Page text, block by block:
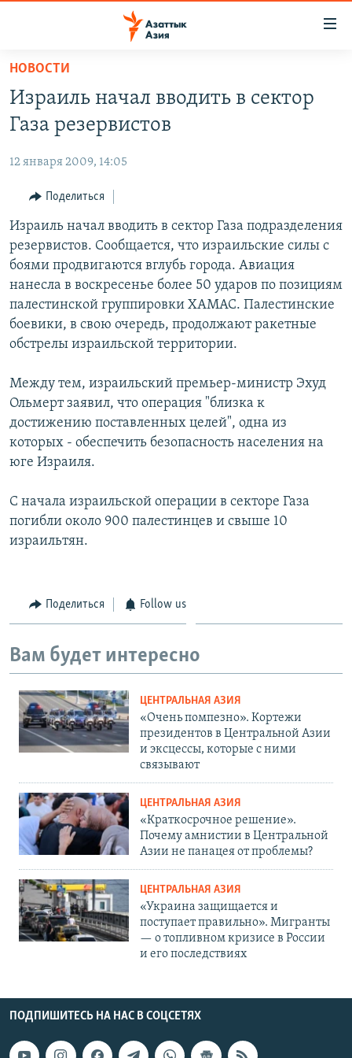
Вернуться
основному
содержанию
Вернутся
навигации
Вернутся
поиску
КАЗАХСТАН
УЗБЕКИСТАН
ТАДЖИКИСТАН
НОВОСТИ
ВОЙНА В УКРАИНЕ
НА ДРУГИХ ЯЗЫКАХ
ҚАЗАҚША
КЫРГЫЗЧА
ЎЗБЕКЧА
ТОҶИКӢ
TÜRKMENÇE
Все сайты РСЕ/РС
НОВОСТИ
Израиль начал вводить в сектор
Газа резервистов
12 января 2009, 14:05
Поделиться
Израиль начал вводить в сектор Газа подразделения
резервистов. Сообщается, что израильские силы с
боями продвигаются вглубь города. Авиация
нанесла в воскресенье более 50 ударов по позициям
палестинской группировки ХАМАС. Палестинские
боевики, в свою очередь, продолжают ракетные
обстрелы израильской территории.
Между тем, израильский премьер-министр Эхуд
Ольмерт заявил, что операция "близка к
достижению поставленных целей", одна из
которых - обеспечить безопасность населения на
юге Израиля.
С начала израильской операции в секторе Газа
погибли около 900 палестинцев и свыше 10
израильтян.
Поделиться Follow us
Вам будет интересно
ЦЕНТРАЛЬНАЯ АЗИЯ
«Очень помпезно». Кортежи
президентов в Центральной Азии
и эксцессы, которые с ними
связывают
ЦЕНТРАЛЬНАЯ АЗИЯ
«Краткосрочное решение».
Почему амнистии в Центральной
Азии не панацея от проблемы?
ЦЕНТРАЛЬНАЯ АЗИЯ
«Украина защищается и
поступает правильно». Мигранты
— о топливном кризисе в России
и его последствиях
ПОДПИШИТЕСЬ НА НАС В СОЦСЕТЯХ